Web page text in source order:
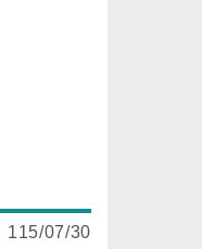
115/07/30